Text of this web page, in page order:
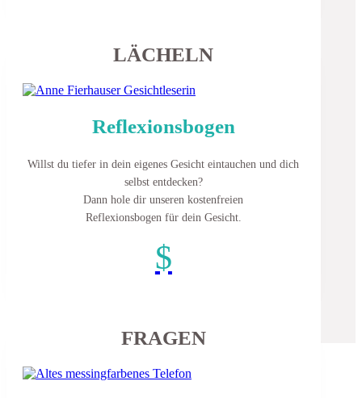
LÄCHELN
Reflexionsbogen
Willst du tiefer in dein eigenes Gesicht eintauchen und dich
selbst entdecken?
Dann hole dir unseren kostenfreien
Reflexionsbogen für dein Gesicht.
$
FRAGEN